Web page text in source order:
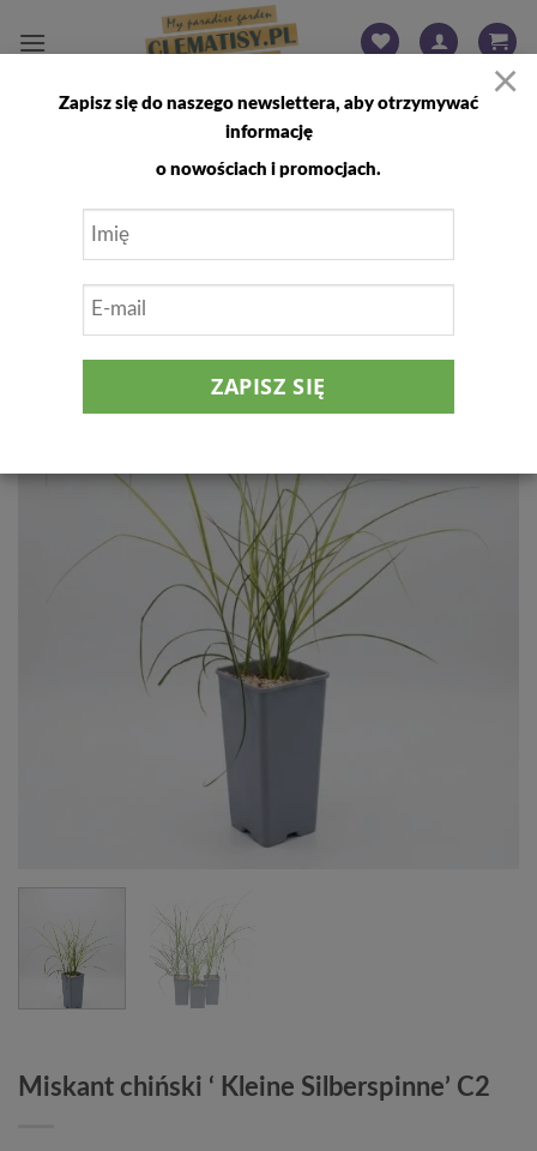
FILTRUJ
Miskant chiński ‘ Kleine Silberspinne’ C2
×
Zapisz się do naszego newslettera, aby otrzymywać
informację
o nowościach i promocjach.